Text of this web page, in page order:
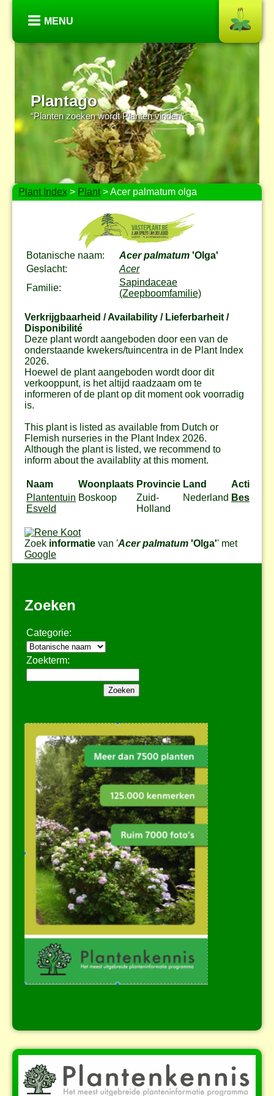
MENU
Plantago
“Planten zoeken wordt Planten vinden”
Plant Index > Plant> Acer palmatum olga
Botanische naam: Acer palmatum 'Olga'
Geslacht:
Acer
Familie:
Sapindaceae
(Zeepboomfamilie)
Verkrijgbaarheid / Availability / Lieferbarheit /
Disponibilité
Deze plant wordt aangeboden door een van de
onderstaande kwekers/tuincentra in de Plant Index
2026.
Hoewel de plant aangeboden wordt door dit
verkooppunt, is het altijd raadzaam om te
informeren of de plant op dit moment ook voorradig
is.
This plant is listed as available from Dutch or
Flemish nurseries in the Plant Index 2026.
Although the plant is listed, we recommend to
inform about the availablity at this moment.
Naam Woonplaats Provincie Land
Actie
Plantentuin
Esveld
Boskoop
Zuid-
Holland
Nederland Bestel
Zoek informatie van 'Acer palmatum 'Olga'' met
Google
Zoeken
Categorie:
Zoekterm: